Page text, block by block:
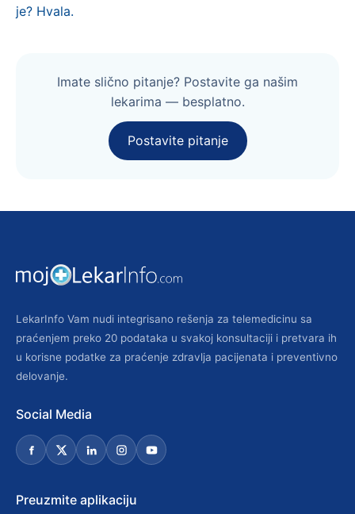
je? Hvala.
Imate slično pitanje? Postavite ga našim
lekarima — besplatno.
Postavite pitanje
LekarInfo Vam nudi integrisano rešenja za telemedicinu sa
praćenjem preko 20 podataka u svakoj konsultaciji i pretvara ih
u korisne podatke za praćenje zdravlja pacijenata i preventivno
delovanje.
Social Media
Preuzmite aplikaciju